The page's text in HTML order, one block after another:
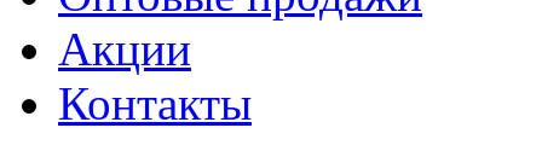
Акции
Контакты